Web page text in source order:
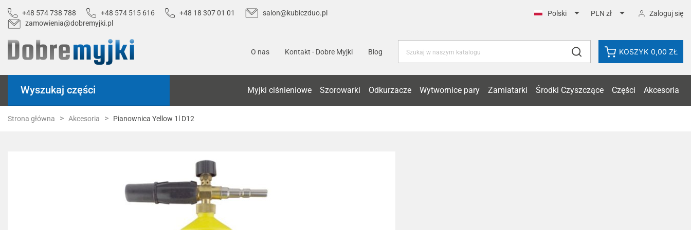
+48 574 738 788 +48 574 515 616 +48 18 307 01 01
salon@kubiczduo.pl
zamowienia@dobremyjki.pl
Polski  PLN zł  Zaloguj się
O nas Kontakt - Dobre Myjki Blog KOSZYK 0,00 ZŁ
Wyszukaj części Myjki ciśnieniowe Szorowarki Odkurzacze Wytwornice pary Zamiatarki Środki Czyszczące Części Akcesoria
Strona główna Akcesoria Pianownica Yellow 1l D12